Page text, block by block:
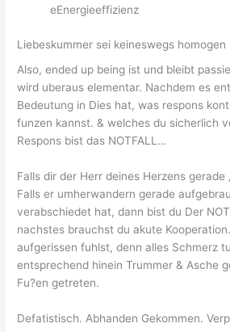
eEnergieeffizienz
Liebeskummer sei keineswegs homogen
Also, ended up being ist und bleibt
wird uberaus elementar. Nachdem es
Bedeutung in Dies hat, was respons
funzen kannst. & welches du sicherlich
Respons bist das NOTFALL…
Falls dir der Herr deines Herzens gerade
Falls er umherwandern gerade
verabschiedet hat, dann bist du Der
nachstes brauchst du akute
aufgerissen fuhlst, denn alles Schmerz
entsprechend hinein Trummer & Asche
Fu?en getreten.
Defatistisch. Abhanden Gekommen.